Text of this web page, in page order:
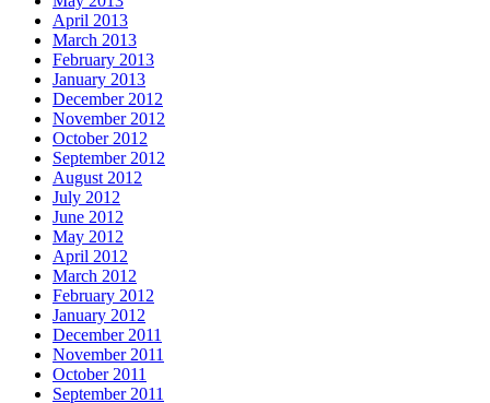
April 2013
March 2013
February 2013
January 2013
December 2012
November 2012
October 2012
September 2012
August 2012
July 2012
June 2012
May 2012
April 2012
March 2012
February 2012
January 2012
December 2011
November 2011
October 2011
September 2011